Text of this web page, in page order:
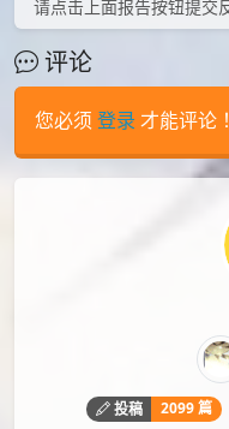
#Fate/GrandOrder
ニコラエヴナ・ロマ
#アナスタシア(Fate)
ット(Fate) #夕焼け #
嫁
P站
https://idanmu.net/
以上内容仅为投稿者
请点击上面报告按钮提交